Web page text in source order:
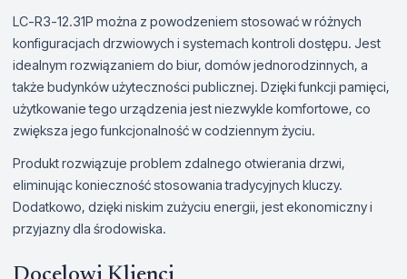
LC-R3-12.31P można z powodzeniem stosować w różnych
konfiguracjach drzwiowych i systemach kontroli dostępu. Jest
idealnym rozwiązaniem do biur, domów jednorodzinnych, a
także budynków użyteczności publicznej. Dzięki funkcji pamięci,
użytkowanie tego urządzenia jest niezwykle komfortowe, co
zwiększa jego funkcjonalność w codziennym życiu.
Produkt rozwiązuje problem zdalnego otwierania drzwi,
eliminując konieczność stosowania tradycyjnych kluczy.
Dodatkowo, dzięki niskim zużyciu energii, jest ekonomiczny i
przyjazny dla środowiska.